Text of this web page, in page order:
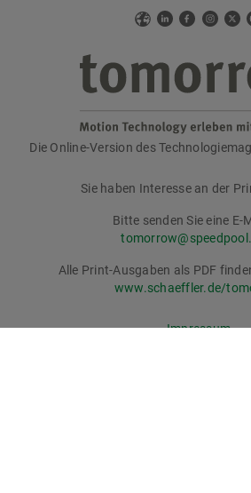
WebLinkedIn
Facebook
X
tomorrow
Die Online-Version des
Sie haben Interesse an der
Bitte senden Sie eine E-
Alle Print-Ausgaben als PDF
www.schaeffler.de/
Impressum